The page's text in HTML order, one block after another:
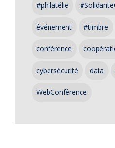
#philatélie
événement #timbre
conférence
cybersécurité data
WebConférence